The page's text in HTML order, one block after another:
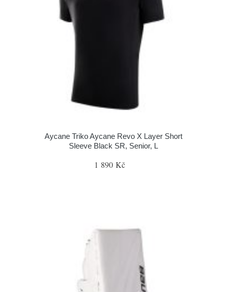
Aycane Triko Aycane Revo X Layer Short
Sleeve Black SR, Senior, L
1 890 Kč